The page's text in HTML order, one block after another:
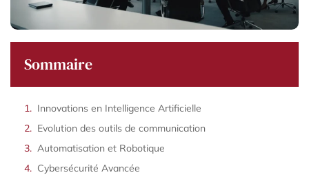
Sommaire
Innovations en Intelligence Artificielle
Evolution des outils de communication
Automatisation et Robotique
Cybersécurité Avancée